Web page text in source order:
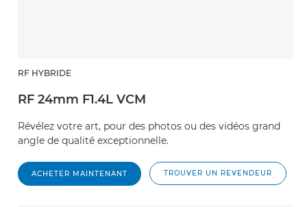
RF HYBRIDE
RF 24mm F1.4L VCM
Révélez votre art, pour des photos ou des vidéos grand
angle de qualité exceptionnelle.
ACHETER MAINTENANT TROUVER UN REVENDEUR